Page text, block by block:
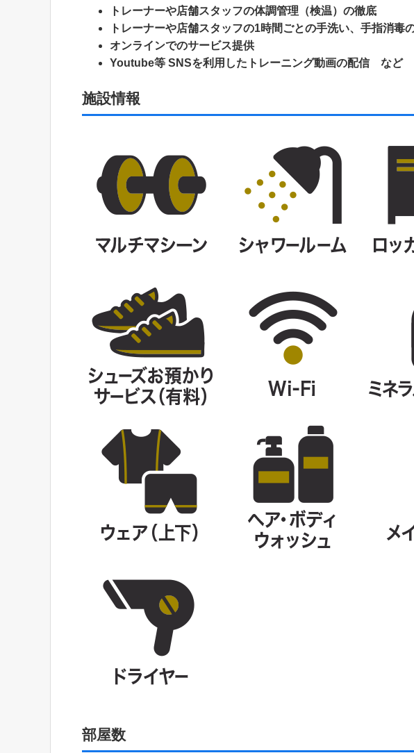
トレーナーや店舗スタッフの体調管理（検温）の徹底
トレーナーや店舗スタッフの1時間ごとの手洗い、手指消毒
オンラインでのサービス提供
Youtube等 SNSを利用したトレーニング動画の配信 など
施設情報
部屋数